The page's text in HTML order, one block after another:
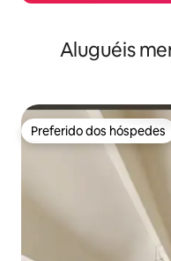
Aluguéis
Preferido dos hóspedes
Preferido dos hóspedes